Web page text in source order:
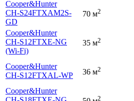
Cooper&Hunter
CH-S24FTXAM2S-
GD
70 м2
Cooper&Hunter
CH-S12FTXE-NG
(Wi-Fi)
35 м2
Cooper&Hunter
CH-S12FTXAL-WP
36 м2
Cooper&Hunter
2